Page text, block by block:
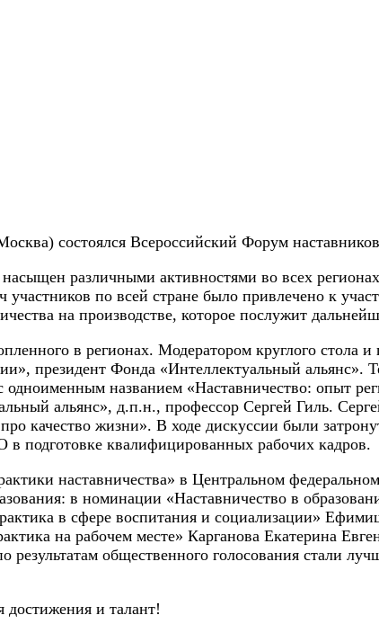
состоялся Всероссийский Форум
различными активностями во всех
по всей стране было привлечено к
на производстве, которое послужит
в регионах. Модератором круглого стола
президент Фонда «Интеллектуальный альянс».
названием «Наставничество: опыт
альянс», д.п.н., профессор Сергей Гиль.
качество жизни». В ходе дискуссии были
в подготовке квалифицированных рабочих кадров.
наставничества» в Центральном
в номинации «Наставничество в
в сфере воспитания и социализации»
на рабочем месте» Карганова Екатерина
результатам общественного голосования стали
и талант!